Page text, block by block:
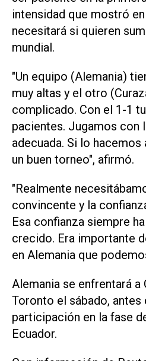
intensidad que mostró
necesitará si quieren
mundial.
"Un equipo (Alemania)
muy altas ‌y el otro
complicado. Con el 1-1
pacientes. Jugamos con
adecuada. Si lo
un buen torneo", afirmó.
"Realmente
convincente ‌y la
Esa confianza siempre
crecido. Era ‌importante
en Alemania que
Alemania se enfrentará
Toronto el sábado, antes
participación en la fase
Ecuador.